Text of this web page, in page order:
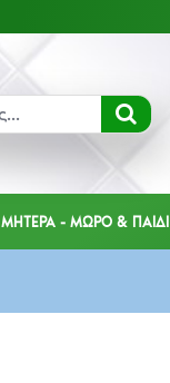
ΜΗΤΕΡΑ - ΜΩΡΟ & ΠΑΙΔΙ